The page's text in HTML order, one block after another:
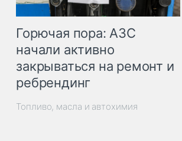
Горючая пора: АЗС
начали активно
закрываться на ремонт и
ребрендинг
Топливо, масла и автохимия